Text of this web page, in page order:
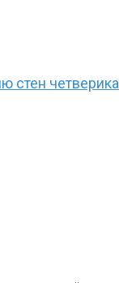
стен четверика